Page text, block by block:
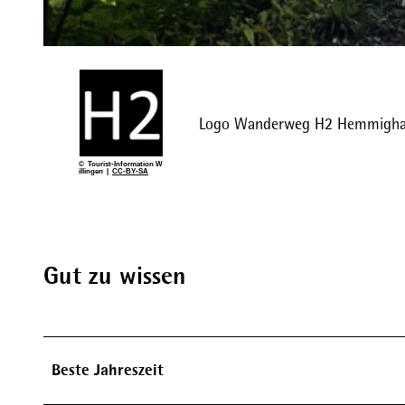
© Tourist-Information W
illingen | CC-BY-SA
Logo Wanderweg H2
Gut zu wissen
Beste Jahreszeit